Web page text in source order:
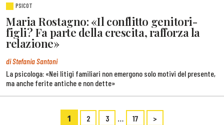
PSICOT
Maria Rostagno: «Il conflitto genitori-
figli? Fa parte della crescita, rafforza la
relazione»
di Stefania Santoni
La psicologa: «Nei litigi familiari non emergono solo motivi del presente,
ma anche ferite antiche e non dette»
1 2 3 … 17 >